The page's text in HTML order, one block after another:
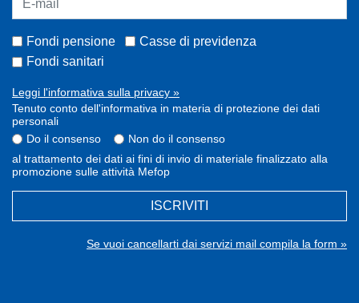
Fondi pensione
Casse di previdenza
Fondi sanitari
Leggi l'informativa sulla privacy »
Tenuto conto dell'informativa in materia di protezione dei dati
personali
Do il consenso
Non do il consenso
al trattamento dei dati ai fini di invio di materiale finalizzato alla
promozione sulle attività Mefop
ISCRIVITI
Se vuoi cancellarti dai servizi mail compila la form »